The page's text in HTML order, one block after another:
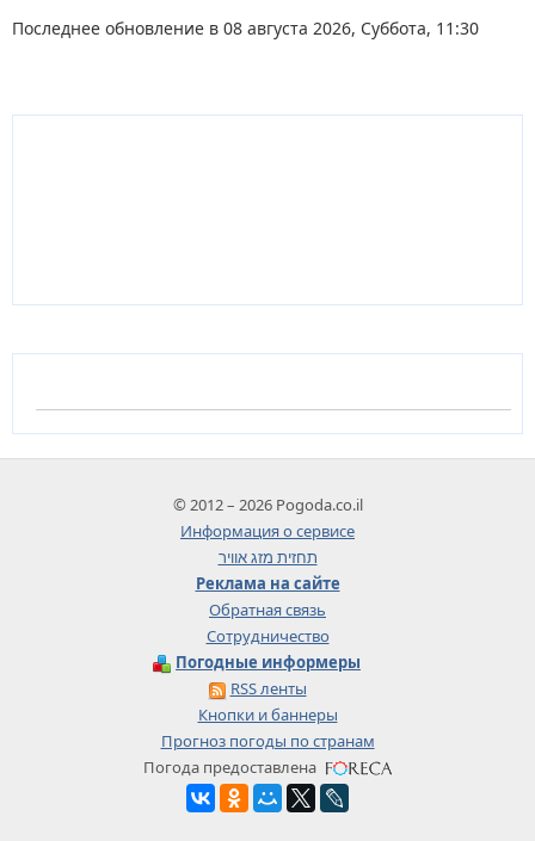
Последнее обновление в 08 августа 2026, Суббота, 11:30
© 2012 – 2026 Pogoda.co.il
Информация о сервисе
תחזית מזג אוויר
Реклама на сайте
Обратная связь
Сотрудничество
Погодные информеры
RSS ленты
Кнопки и баннеры
Прогноз погоды по странам
Погода предоставлена